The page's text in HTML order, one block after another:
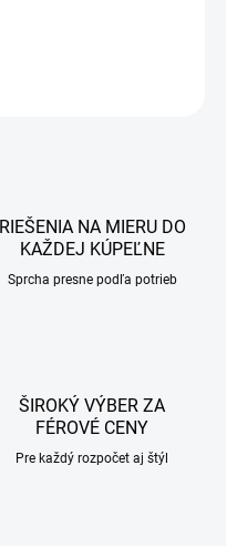
RIEŠENIA NA MIERU DO
KAŽDEJ KÚPEĽNE
Sprcha presne podľa potrieb
ŠIROKÝ VÝBER ZA
FÉROVÉ CENY
Pre každý rozpočet aj štýl